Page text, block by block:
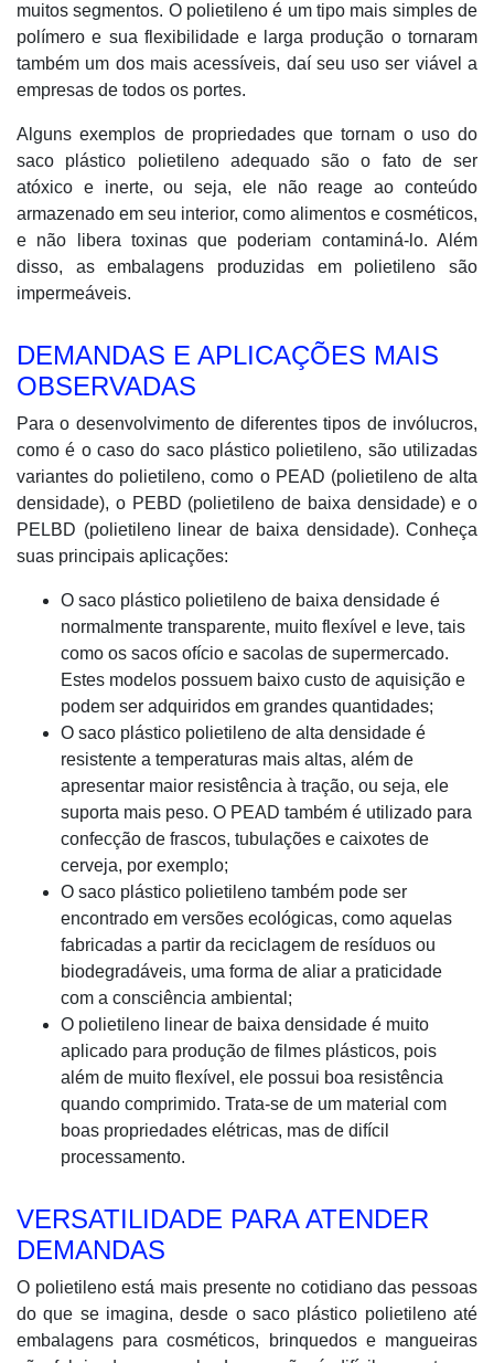
muitos segmentos. O polietileno é um tipo mais simples de
polímero e sua flexibilidade e larga produção o tornaram
também um dos mais acessíveis, daí seu uso ser viável a
empresas de todos os portes.
Alguns exemplos de propriedades que tornam o uso do
saco plástico polietileno adequado são o fato de ser
atóxico e inerte, ou seja, ele não reage ao conteúdo
armazenado em seu interior, como alimentos e cosméticos,
e não libera toxinas que poderiam contaminá-lo. Além
disso, as embalagens produzidas em polietileno são
impermeáveis.
DEMANDAS E APLICAÇÕES MAIS
OBSERVADAS
Para o desenvolvimento de diferentes tipos de invólucros,
como é o caso do saco plástico polietileno, são utilizadas
variantes do polietileno, como o PEAD (polietileno de alta
densidade), o PEBD (polietileno de baixa densidade) e o
PELBD (polietileno linear de baixa densidade). Conheça
suas principais aplicações:
O saco plástico polietileno de baixa densidade é
normalmente transparente, muito flexível e leve, tais
como os sacos ofício e sacolas de supermercado.
Estes modelos possuem baixo custo de aquisição e
podem ser adquiridos em grandes quantidades;
O saco plástico polietileno de alta densidade é
resistente a temperaturas mais altas, além de
apresentar maior resistência à tração, ou seja, ele
suporta mais peso. O PEAD também é utilizado para
confecção de frascos, tubulações e caixotes de
cerveja, por exemplo;
O saco plástico polietileno também pode ser
encontrado em versões ecológicas, como aquelas
fabricadas a partir da reciclagem de resíduos ou
biodegradáveis, uma forma de aliar a praticidade
com a consciência ambiental;
O polietileno linear de baixa densidade é muito
aplicado para produção de filmes plásticos, pois
além de muito flexível, ele possui boa resistência
quando comprimido. Trata-se de um material com
boas propriedades elétricas, mas de difícil
processamento.
VERSATILIDADE PARA ATENDER
DEMANDAS
O polietileno está mais presente no cotidiano das pessoas
do que se imagina, desde o saco plástico polietileno até
embalagens para cosméticos, brinquedos e mangueiras